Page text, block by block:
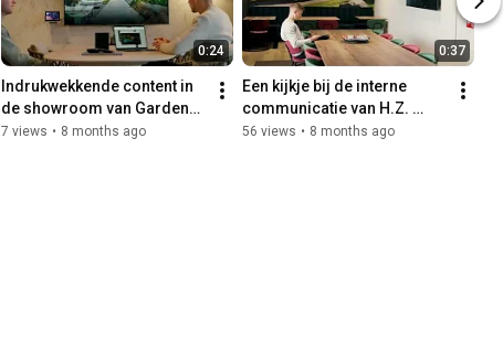
0:24
Indrukwekkende content in
de showroom van Gardens
Beyond Imagination
7 views • 8 months ago
0:37
Een kijkje bij de interne
communicatie van H.Z.
Logistics - Marketing in
56 views • 8 months ago